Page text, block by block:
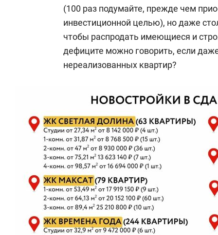
(100 раз подумайте, прежде чем
инвестиционной целью), но даже
чтобы распродать имеющиеся и
дефиците можно говорить, если
нереализованных квартир?